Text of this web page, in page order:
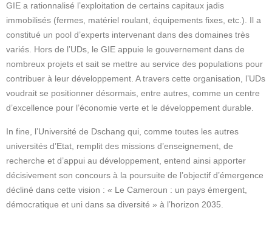
GIE a rationnalisé l’exploitation de certains capitaux jadis
immobilisés (fermes, matériel roulant, équipements fixes, etc.). Il a
constitué un pool d’experts intervenant dans des domaines très
variés. Hors de l’UDs, le GIE appuie le gouvernement dans de
nombreux projets et sait se mettre au service des populations pour
contribuer à leur développement. A travers cette organisation, l’UDs
voudrait se positionner désormais, entre autres, comme un centre
d’excellence pour l’économie verte et le développement durable.
In fine, l’Université de Dschang qui, comme toutes les autres
universités d’Etat, remplit des missions d’enseignement, de
recherche et d’appui au développement, entend ainsi apporter
décisivement son concours à la poursuite de l’objectif d’émergence
décliné dans cette vision : « Le Cameroun : un pays émergent,
démocratique et uni dans sa diversité » à l’horizon 2035.